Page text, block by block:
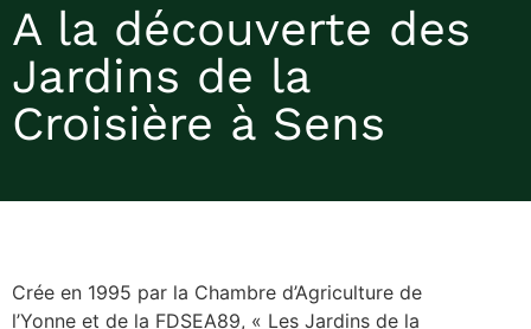
A la découverte des
Jardins de la
Croisière à Sens
Crée en 1995 par la Chambre d’Agriculture de
l’Yonne et de la FDSEA89, « Les Jardins de la